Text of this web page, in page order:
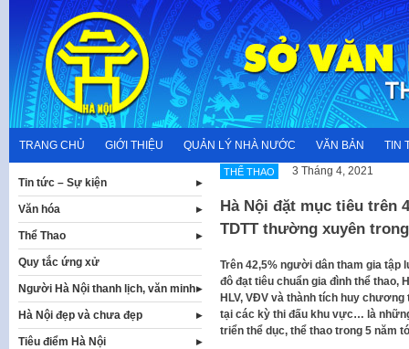
content
TRANG CHỦ GIỚI THIỆU QUẢN LÝ NHÀ NƯỚC VĂN BẢN TIN
THỂ THAO 3 Tháng 4, 2021
Hà Nội đặt mục tiêu trên
TDTT thường xuyên
Trên 42,5% người dân tham gia tập
đô đạt tiêu chuẩn gia đình thể thao,
HLV, VĐV và thành tích huy chương
tại các kỳ thi đấu khu vực… là
triển thể dục, thể thao trong 5 năm
Tin tức – Sự kiện
Văn hóa
Thể Thao
Quy tắc ứng xử
Người Hà Nội thanh lịch, văn minh
Hà Nội đẹp và chưa đẹp
Tiêu điểm Hà Nội